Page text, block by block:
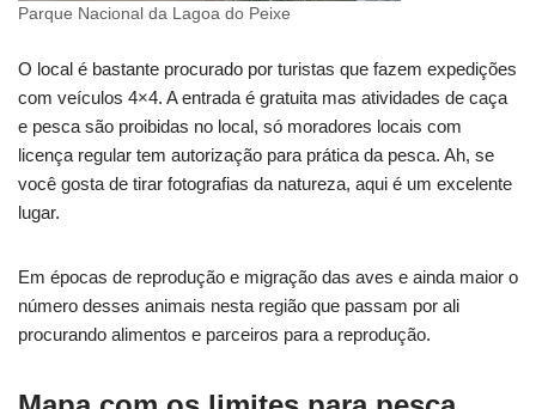
Parque Nacional da Lagoa do Peixe
O local é bastante procurado por turistas que fazem expedições
com veículos 4×4. A entrada é gratuita mas atividades de caça
e pesca são proibidas no local, só moradores locais com
licença regular tem autorização para prática da pesca. Ah, se
você gosta de tirar fotografias da natureza, aqui é um excelente
lugar.
Em épocas de reprodução e migração das aves e ainda maior o
número desses animais nesta região que passam por ali
procurando alimentos e parceiros para a reprodução.